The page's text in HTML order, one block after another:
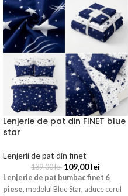
Lenjerie de pat din FINET blue
star
Lenjerii de pat din finet
139,00lei 109,00lei
Lenjerie de pat bumbac finet 6
piese, modelul Blue Star, aduce cerul